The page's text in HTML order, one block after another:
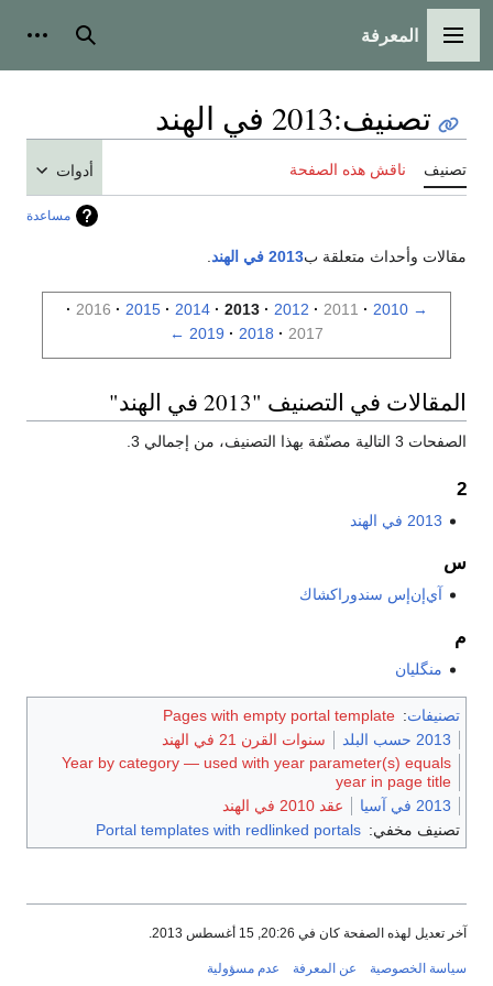
القائمة الرئيسية
المعرفة بحث
تصنيف:2013 في الهند
تصنيف ناقش هذه الصفحة أدوات
مساعدة
مقالات وأحداث متعلقة ب2013 في الهند
→
2010
2011
2012
2013
2014
2015
2016
2017
2018
2019
←
المقالات في التصنيف "2013 في الهند"
الصفحات 3 التالية مصنّفة بهذا التصنيف، من إجمالي 3.
2
2013 في الهند
س
آي‌إن‌إس سندوراكشاك
م
منگليان
تصنيفات:
Pages with empty portal template
2013 حسب البلد
سنوات القرن 21 في الهند
Year by category — used with year parameter(s) equals
year in page title
2013 في آسيا
عقد 2010 في الهند
تصنيف مخفي: Portal templates with redlinked portals
آخر تعديل لهذه الصفحة كان في 20:26, 15 أغسطس 2013.
سياسة الخصوصية عن المعرفة عدم مسؤولية